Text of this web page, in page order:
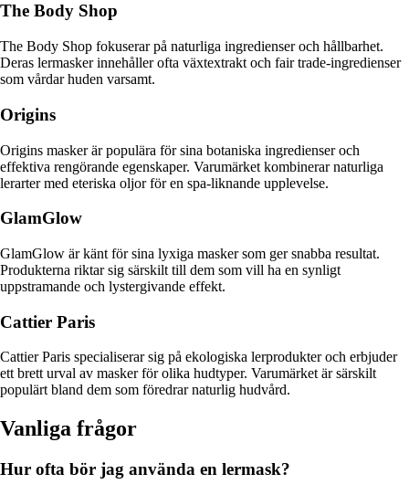
The Body Shop
The Body Shop fokuserar på naturliga ingredienser och hållbarhet.
Deras lermasker innehåller ofta växtextrakt och fair trade-ingredienser
som vårdar huden varsamt.
Origins
Origins masker är populära för sina botaniska ingredienser och
effektiva rengörande egenskaper. Varumärket kombinerar naturliga
lerarter med eteriska oljor för en spa-liknande upplevelse.
GlamGlow
GlamGlow är känt för sina lyxiga masker som ger snabba resultat.
Produkterna riktar sig särskilt till dem som vill ha en synligt
uppstramande och lystergivande effekt.
Cattier Paris
Cattier Paris specialiserar sig på ekologiska lerprodukter och erbjuder
ett brett urval av masker för olika hudtyper. Varumärket är särskilt
populärt bland dem som föredrar naturlig hudvård.
Vanliga frågor
Hur ofta bör jag använda en lermask?